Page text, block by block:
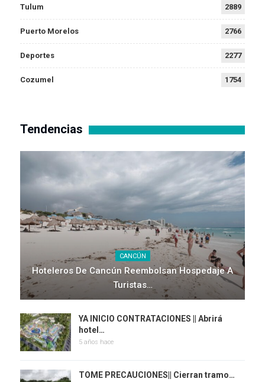
Tulum 2889
Puerto Morelos 2766
Deportes 2277
Cozumel 1754
Tendencias
CANCÚN
Hoteleros De Cancún Reembolsan Hospedaje A
Turistas…
YA INICIO CONTRATACIONES || Abrirá
hotel…
5 años hace
TOME PRECAUCIONES|| Cierran tramo…